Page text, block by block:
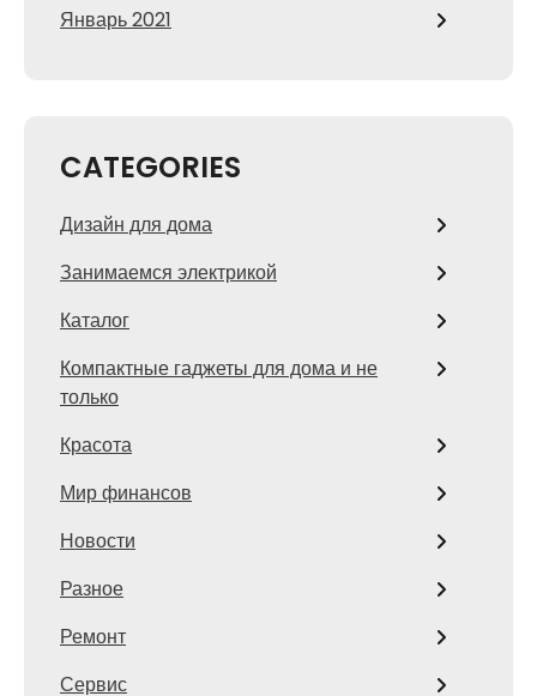
Январь 2021
CATEGORIES
Дизайн для дома
Занимаемся электрикой
Каталог
Компактные гаджеты для дома и не
только
Красота
Мир финансов
Новости
Разное
Ремонт
Сервис